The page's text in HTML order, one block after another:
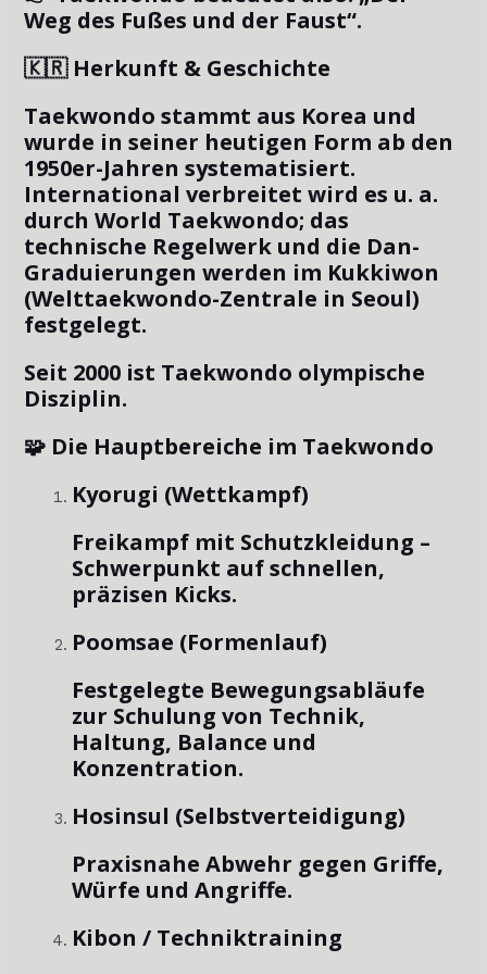
Weg des Fußes und der Faust“.
🇰🇷 Herkunft & Geschichte
Taekwondo stammt aus Korea und
wurde in seiner heutigen Form ab den
1950er-Jahren systematisiert.
International verbreitet wird es u. a.
durch World Taekwondo; das
technische Regelwerk und die Dan-
Graduierungen werden im Kukkiwon
(Welttaekwondo-Zentrale in Seoul)
festgelegt.
Seit 2000 ist Taekwondo olympische
Disziplin.
🧩 Die Hauptbereiche im Taekwondo
Kyorugi (Wettkampf)
Freikampf mit Schutzkleidung –
Schwerpunkt auf schnellen,
präzisen Kicks.
Poomsae (Formenlauf)
Festgelegte Bewegungsabläufe
zur Schulung von Technik,
Haltung, Balance und
Konzentration.
Hosinsul (Selbstverteidigung)
Praxisnahe Abwehr gegen Griffe,
Würfe und Angriffe.
Kibon / Techniktraining